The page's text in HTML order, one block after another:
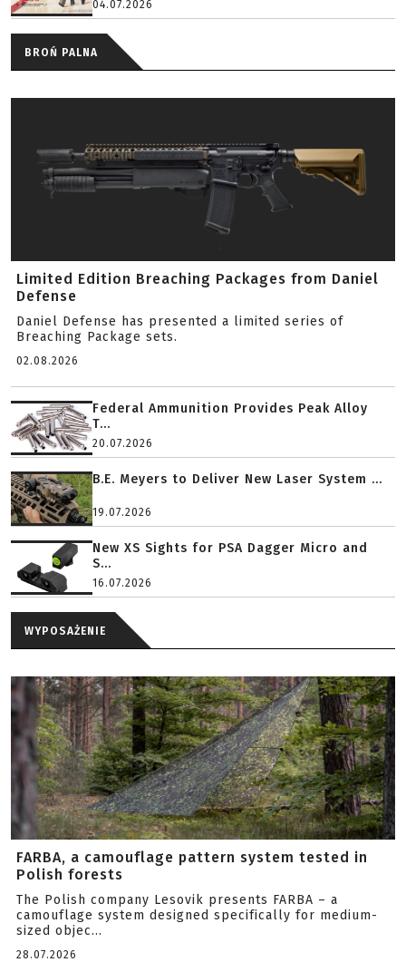
04.07.2026
BROŃ PALNA
Limited Edition Breaching Packages from Daniel
Defense
Daniel Defense has presented a limited series of
Breaching Package sets.
02.08.2026
Federal Ammunition Provides Peak Alloy
T...
20.07.2026
B.E. Meyers to Deliver New Laser System ...
19.07.2026
New XS Sights for PSA Dagger Micro and
S...
16.07.2026
WYPOSAŻENIE
FARBA, a camouflage pattern system tested in
Polish forests
The Polish company Lesovik presents FARBA – a
camouflage system designed specifically for medium-
sized objec...
28.07.2026